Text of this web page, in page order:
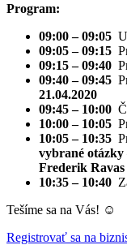
Program:
09:00 – 09:05
09:05 – 09:15
09:15 – 09:40
09:40 – 09:45
21.04.2020
09:45 – 10:00
10:00 – 10:05
10:05 – 10:35
vybrané otázky
Frederik Ravas
10:35 – 10:40
Tešíme sa na Vás! ☺
Registrovať sa na